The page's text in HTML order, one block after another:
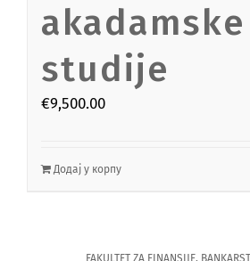
akadamske
studije
€9,500.00
Додај у корпу
FAKULTET ZA FINANSIJE,